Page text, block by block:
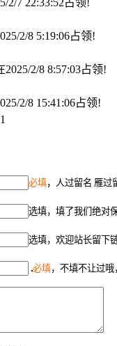
2/8 5:19:06占领!
2025/2/8 8:57:03占领!
2/8 15:41:06占领!
必填，人过留名 雁过
选填，填了我们绝对
选填，欢迎站长留下
必填，不填不让过哦